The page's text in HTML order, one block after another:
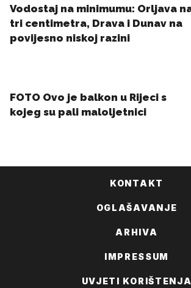
KONTAKT
OGLAŠAVANJE
ARHIVA
IMPRESSUM
UVJETI KORIŠTENJA